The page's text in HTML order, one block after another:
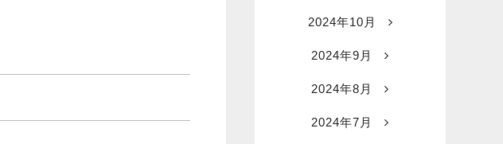
2024年10月
2024年9月
2024年8月
2024年7月